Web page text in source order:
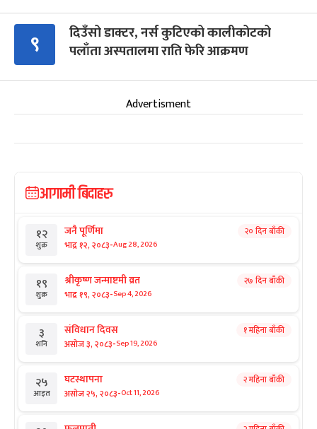
९
दिउँसो डाक्टर, नर्स कुटिएको कालीकोटको
पलाँता अस्पतालमा राति फेरि आक्रमण
Advertisment
आगामी बिदाहरु
१२
शुक्र
जनै पूर्णिमा
भाद्र १२, २०८३-Aug 28, 2026
२० दिन बाँकी
१९
शुक्र
श्रीकृष्ण जन्माष्टमी व्रत
भाद्र १९, २०८३-Sep 4, 2026
२७ दिन बाँकी
३
शनि
संविधान दिवस
असोज ३, २०८३-Sep 19, 2026
१ महिना बाँकी
२५
आइत
घटस्थापना
असोज २५, २०८३-Oct 11, 2026
२ महिना बाँकी